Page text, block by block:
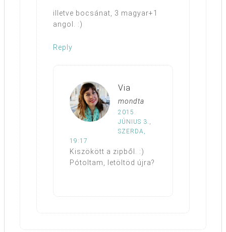
illetve bocsánat, 3 magyar+1
angol. :)
Reply
Via
mondta
2015.
JÚNIUS 3.,
SZERDA,
19:17
Kiszökött a zipből. :)
Pótoltam, letöltöd újra?